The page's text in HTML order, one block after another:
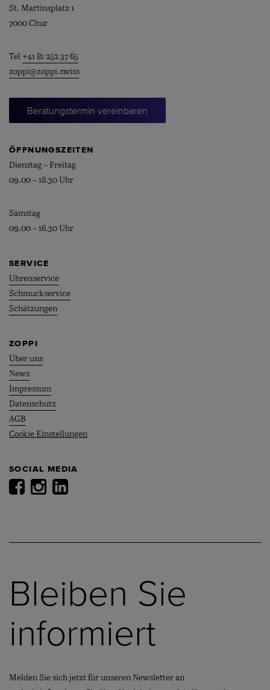
St. Martinsplatz 1
7000 Chur
Tel +41 81 252 37 65
zoppi@zoppi.swiss
Beratungstermin vereinbaren
ÖFFNUNGSZEITEN
Dienstag – Freitag
09.00 – 18.30 Uhr
Samstag
09.00 – 16.30 Uhr
SERVICE
Uhrenservice
Schmuckservice
Schätzungen
ZOPPI
Über uns
News
Impressum
Datenschutz
AGB
Cookie Einstellungen
SOCIAL MEDIA
Bleiben Sie
informiert
Melden Sie sich jetzt für unseren Newsletter an